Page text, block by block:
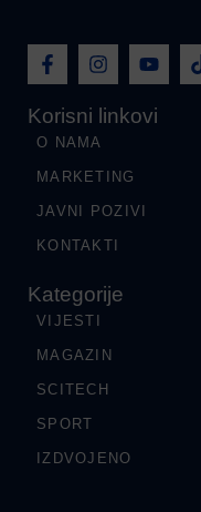
Korisni linkovi
O NAMA
MARKETING
JAVNI POZIVI
KONTAKTI
Kategorije
VIJESTI
MAGAZIN
SCITECH
SPORT
IZDVOJENO